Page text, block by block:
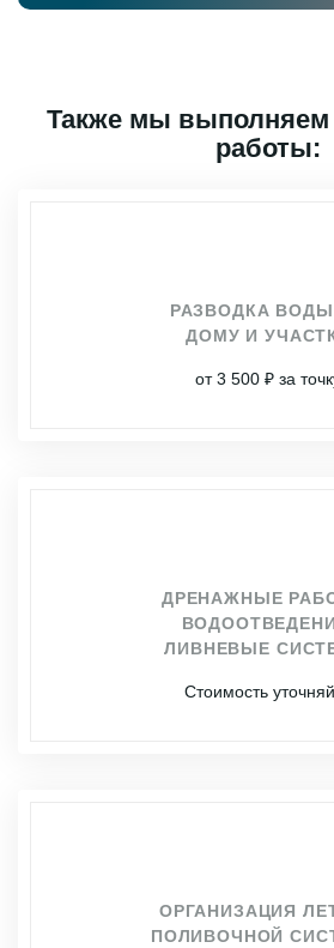
Также мы
работы:
РАЗВОДКА
ДОМУ И
от 3 500 ₽ за
ДРЕНАЖНЫЕ
ЛИВНЕВЫЕ
Стоимость
ОРГАНИЗАЦИЯ
ПОЛИВОЧНОЙ